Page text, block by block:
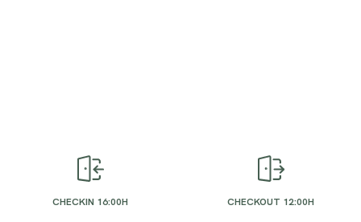
CHECKIN 16:00H CHECKOUT 12:00H